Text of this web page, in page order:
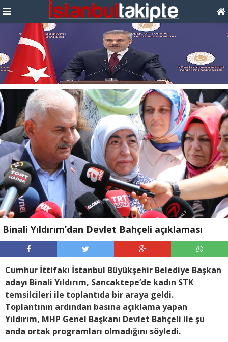
Binali Yıldırım’dan Devlet Bahçeli açıklaması
Cumhur İttifakı İstanbul Büyükşehir Belediye Başkan
adayı Binali Yıldırım, Sancaktepe’de kadın STK
temsilcileri ile toplantıda bir araya geldi.
Toplantının ardından basına açıklama yapan
Yıldırım, MHP Genel Başkanı Devlet Bahçeli ile şu
anda ortak programları olmadığını söyledi.